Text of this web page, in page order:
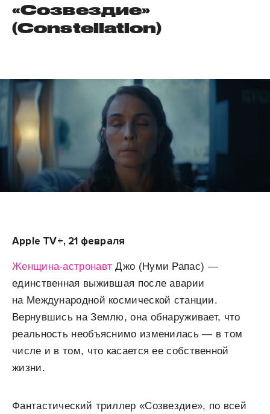
«Созвездие»
(Constellation)
Apple TV+, 21 февраля
Женщина-астронавтДжо (Нуми Рапас) —
единственная выжившая после аварии
на Международной космической станции.
Вернувшись на Землю, она обнаруживает, что
реальность необъяснимо изменилась — в том
числе и в том, что касается ее собственной
жизни.
Фантастический триллер «Созвездие», по всей